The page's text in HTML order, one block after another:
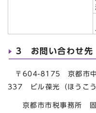
3 お問い合わせ先
〒604-8175 京都市中
337 ビル葆光（ほうこう
京都市市税事務所 固